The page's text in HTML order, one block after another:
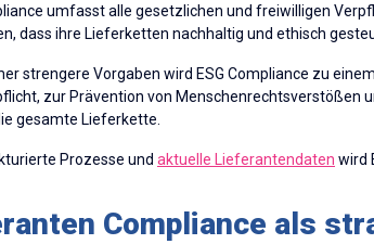
umfasst alle gesetzlichen und freiwilligen
dass ihre Lieferketten nachhaltig und ethisch
strengere Vorgaben wird ESG Compliance zu
zur Prävention von Menschenrechtsverstößen
gesamte Lieferkette.
Prozesse und aktuelle Lieferantendaten wird
Compliance als